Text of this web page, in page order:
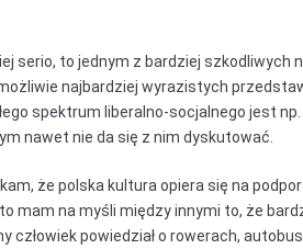
serio, to jednym z bardziej szkodliwych
najbardziej wyrazistych
spektrum liberalno-socjalnego jest
nawet nie da się z nim dyskutować.
że polska kultura opiera się na
mam na myśli między innymi to, że
człowiek powiedział o rowerach,